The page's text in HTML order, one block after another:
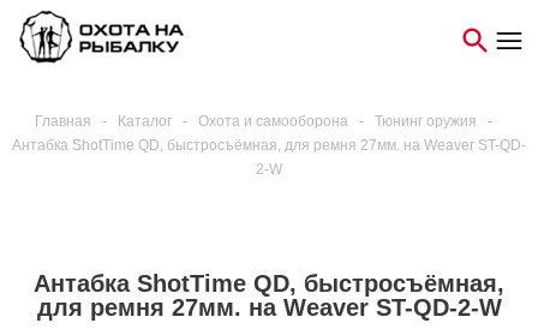
Главная - Каталог - Охота и самооборона - Тюнинг оружия
-
Антабка ShotTime QD, быстросъёмная, для ремня 27мм. на Weaver ST-QD-
2-W
Антабка ShotTime QD, быстросъёмная,
для ремня 27мм. на Weaver ST-QD-2-W